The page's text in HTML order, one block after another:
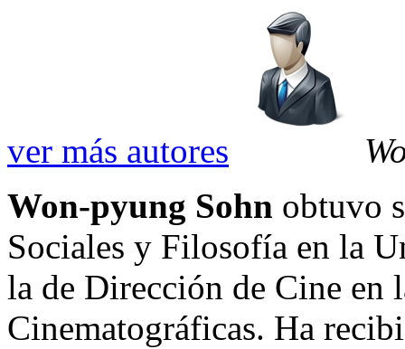
ver más autores
Won-pyung Sohn obtuvo
Sociales y Filosofía en la
la de Dirección de Cine en
Cinematográficas. Ha